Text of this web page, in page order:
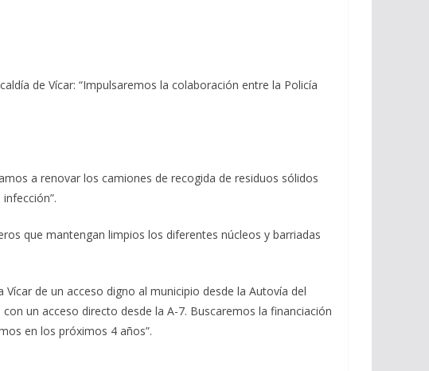
de Vícar: “Impulsaremos la colaboración entre la Policía
a renovar los camiones de recogida de residuos sólidos
que mantengan limpios los diferentes núcleos y barriadas
de un acceso digno al municipio desde la Autovía del
un acceso directo desde la A-7. Buscaremos la financiación
en los próximos 4 años”.